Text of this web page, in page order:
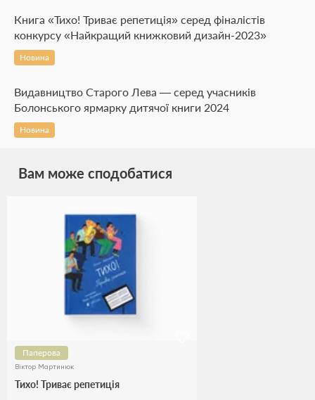
Книга «Тихо! Триває репетиція» серед фіналістів
конкурсу «Найкращий книжковий дизайн-2023»
Новина
Видавництво Старого Лева — серед учасників
Болонського ярмарку дитячої книги 2024
Новина
Вам може сподобатися
Паперова
Віктор Мартинюк
Тихо! Триває репетиція